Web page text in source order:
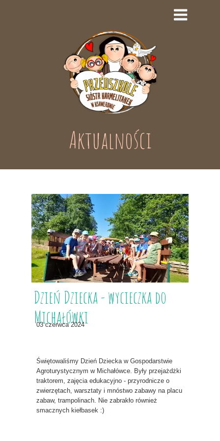
Aktualności
03 czerwca 2024
Dzień Dziecka - wycieczka do
Michałówki
Świętowaliśmy Dzień Dziecka w Gospodarstwie
Agroturystycznym w Michałówce. Były przejażdżki
traktorem, zajęcia edukacyjno - przyrodnicze o
zwierzętach, warsztaty i mnóstwo zabawy na placu
zabaw, trampolinach. Nie zabrakło również
smacznych kiełbasek :)